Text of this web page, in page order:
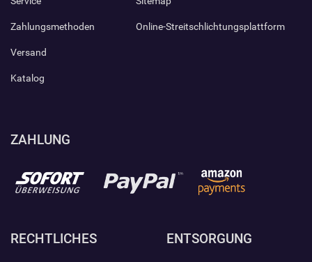
Zahlungsmethoden
Versand
Katalog
Online-Streitschlichtungsplattform
ZAHLUNG
RECHTLICHES ENTSORGUNG